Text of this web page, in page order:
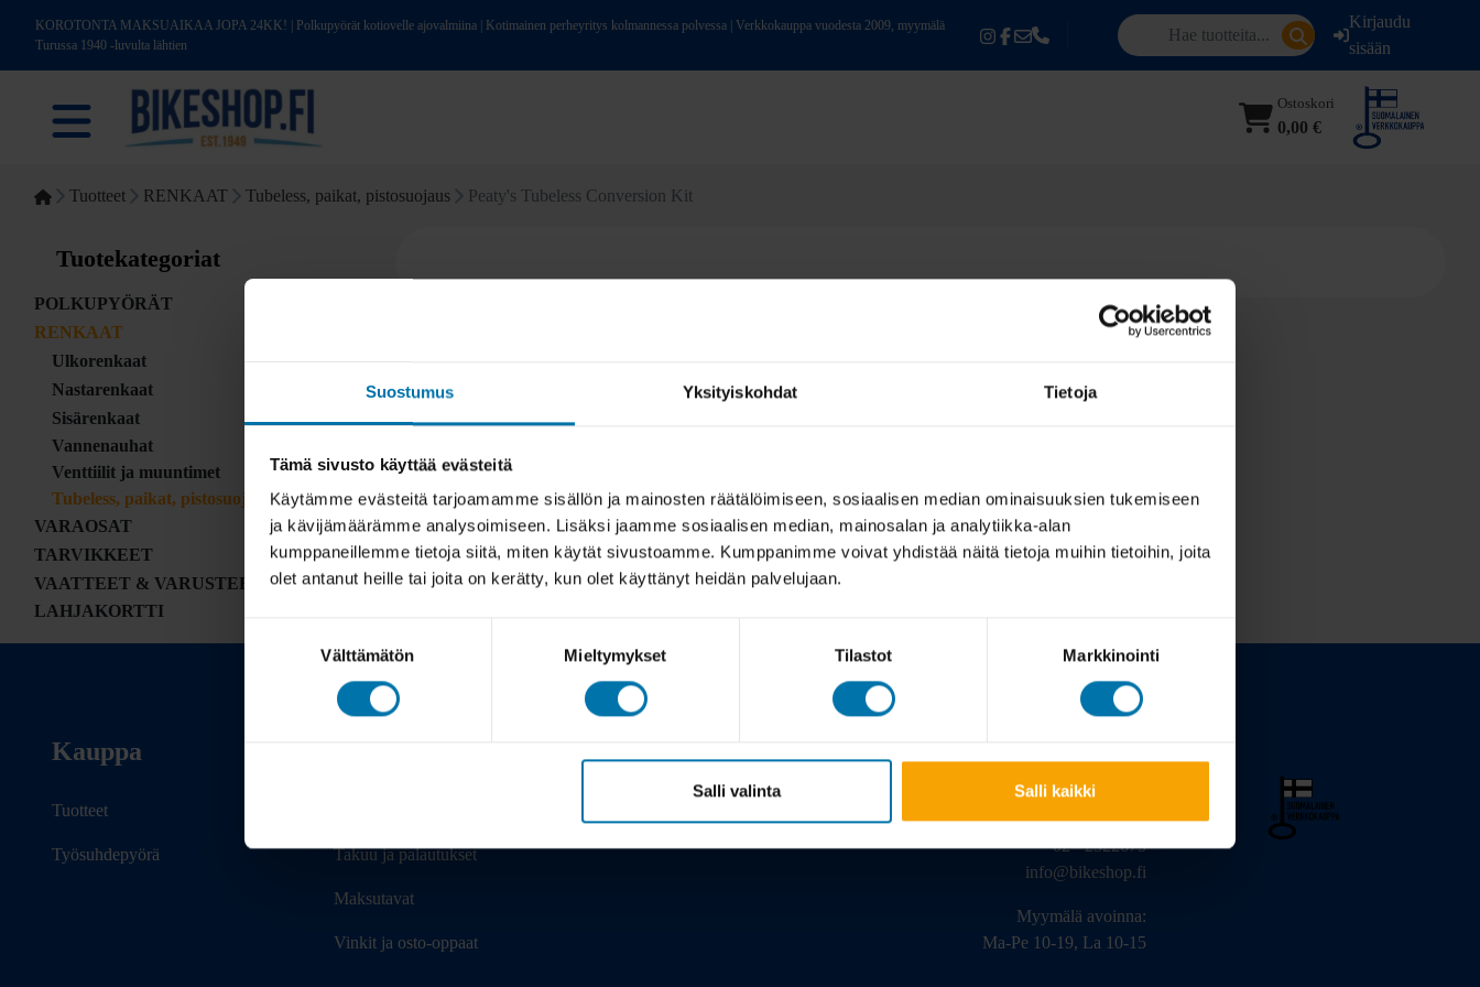
Suostumus Yksityiskohdat Tietoja
Tämä sivusto käyttää evästeitä
Käytämme evästeitä tarjoamamme sisällön ja mainosten räätälöimiseen, sosiaalisen median ominaisuuksien tukemiseen
ja kävijämäärämme analysoimiseen. Lisäksi jaamme sosiaalisen median, mainosalan ja analytiikka-alan
kumppaneillemme tietoja siitä, miten käytät sivustoamme. Kumppanimme voivat yhdistää näitä tietoja muihin tietoihin, joita
olet antanut heille tai joita on kerätty, kun olet käyttänyt heidän palvelujaan.
Välttämätön Mieltymykset Tilastot Markkinointi
Salli valinta Salli kaikki
KOROTONTA MAKSUAIKAA JOPA 24KK! | Polkupyörät kotiovelle ajovalmiina | Kotimainen perheyritys kolmannessa polvessa | Verkkokauppa vuodesta 2009, myymälä
Turussa 1940 -luvulta lähtien
Kirjaudu
sisään
Ostoskori
0,00 €
Tuotteet RENKAAT Tubeless, paikat, pistosuojaus Peaty's Tubeless Conversion Kit
Tuotekategoriat
POLKUPYÖRÄT
RENKAAT
Ulkorenkaat
Nastarenkaat
Sisärenkaat
Vannenauhat
Venttiilit ja muuntimet
Tubeless, paikat, pistosuojaus
VARAOSAT
TARVIKKEET
VAATTEET & VARUSTEET
LAHJAKORTTI
Kauppa
Tuotteet
Työsuhdepyörä Takuu ja palautukset
Maksutavat
Vinkit ja osto-oppaat
Viilarinkatu 3, 20320 Turku
02 - 2322675
info@bikeshop.fi
Myymälä avoinna:
Ma-Pe 10-19, La 10-15